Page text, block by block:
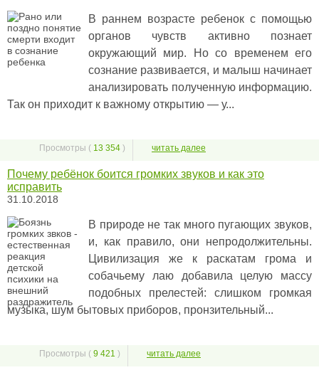
В раннем возрасте ребенок с помощью
органов чувств активно познает
окружающий мир. Но со временем его
сознание развивается, и малыш начинает
анализировать полученную информацию.
Так он приходит к важному открытию — у...
Просмотры ( 13 354 ) читать далее
Почему ребёнок боится громких звуков и как это
исправить
31.10.2018
В природе не так много пугающих звуков,
и, как правило, они непродолжительны.
Цивилизация же к раскатам грома и
собачьему лаю добавила целую массу
подобных прелестей: слишком громкая
музыка, шум бытовых приборов, пронзительный...
Просмотры ( 9 421 ) читать далее